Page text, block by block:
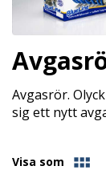
Avgasrör.
sig ett nytt
Visa som